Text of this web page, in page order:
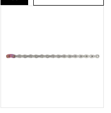
različic.
strani